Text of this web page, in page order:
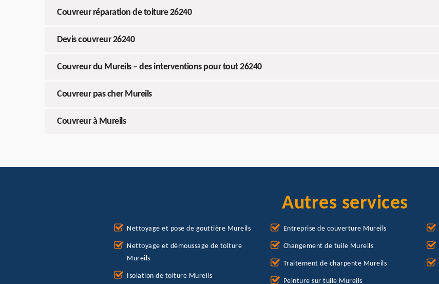
Couvreur réparation de toiture 26240
Devis couvreur 26240
Couvreur du Mureils – des interventions pour tout 26240
Couvreur pas cher Mureils
Couvreur à Mureils
Autres services
Nettoyage et pose de gouttière Mureils
Nettoyage et démoussage de toiture
Mureils
Isolation de toiture Mureils
Entreprise de couverture Mureils
Changement de tuile Mureils
Traitement de charpente Mureils
Peinture sur tuile Mureils